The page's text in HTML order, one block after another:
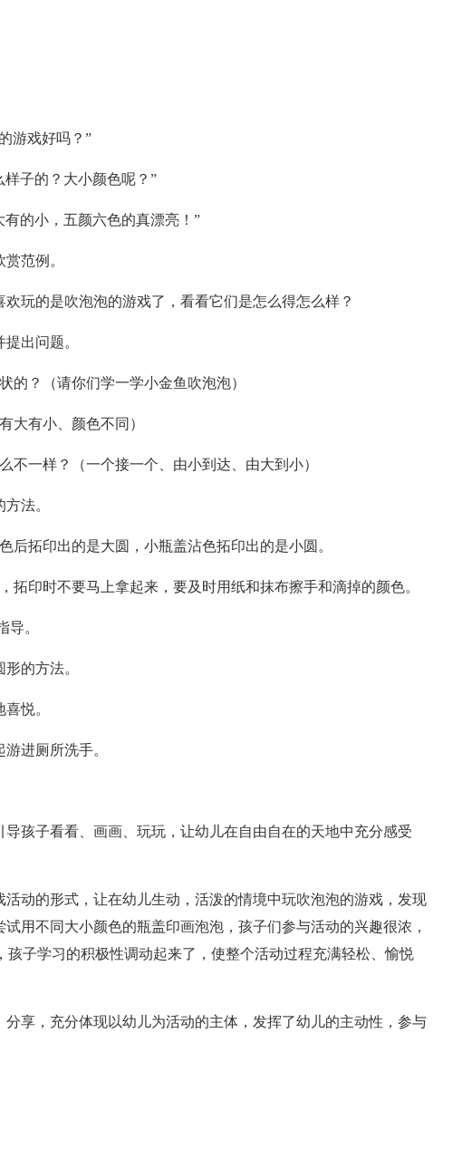
游戏好吗？”
子的？大小颜色呢？”
的小，五颜六色的真漂亮！”
范例。
玩的是吹泡泡的游戏了，看看它们是怎么得怎么样？
出问题。
的？（请你们学一学小金鱼吹泡泡）
大有小、颜色不同）
不一样？（一个接一个、由小到达、由大到小）
法。
拓印出的是大圆，小瓶盖沾色拓印出的是小圆。
拓印时不要马上拿起来，要及时用纸和抹布擦手和滴掉的颜色。
导。
的方法。
悦。
进厕所洗手。
孩子看看、画画、玩玩，让幼儿在自由自在的天地中充分感受
动的形式，让在幼儿生动，活泼的情境中玩吹泡泡的游戏，发现
用不同大小颜色的瓶盖印画泡泡，孩子们参与活动的兴趣很浓，
孩子学习的积极性调动起来了，使整个活动过程充满轻松、愉悦
享，充分体现以幼儿为活动的主体，发挥了幼儿的主动性，参与